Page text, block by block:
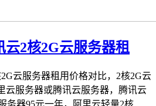
云2核2G云服务器租
云服务器租用价格对比，2核2G云
云服务器或腾讯云服务器，腾讯云
务器95元一年，阿里云轻量2核